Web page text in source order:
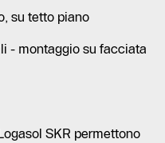
su tetto piano
- montaggio su facciata
SKR permettono